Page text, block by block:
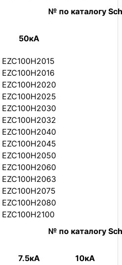
№ по каталогу
50кА
EZC100H2015
EZC100H2016
EZC100H2020
EZC100H2025
EZC100H2030
EZC100H2032
EZC100H2040
EZC100H2045
EZC100H2050
EZC100H2060
EZC100H2063
EZC100H2075
EZC100H2080
EZC100H2100
№ по каталогу
7.5кА 10кА